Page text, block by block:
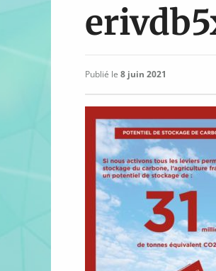
Publié le 8 juin 2021